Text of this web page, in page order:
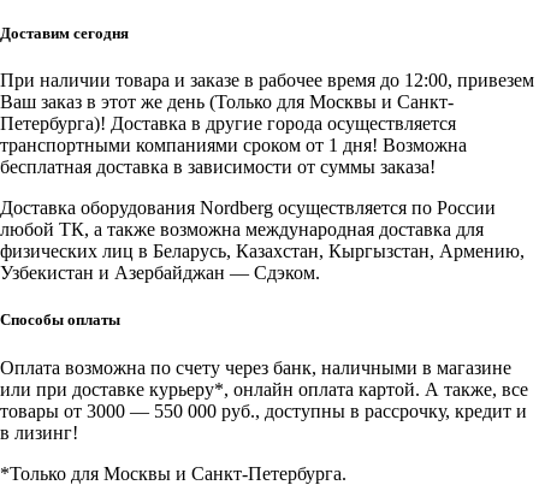
для
охлаждающей
жидкости
с
подогревом
Доставим сегодня
При наличии товара и заказе в рабочее время до 12:00, привезем
Ваш заказ в этот же день (Только для Москвы и Санкт-
Петербурга)! Доставка в другие города осуществляется
транспортными компаниями сроком от 1 дня! Возможна
бесплатная доставка в зависимости от суммы заказа!
Доставка оборудования Nordberg осуществляется по России
любой ТК, а также возможна международная доставка для
физических лиц в Беларусь, Казахстан, Кыргызстан, Армению,
Узбекистан и Азербайджан — Сдэком.
Способы оплаты
Оплата возможна по счету через банк, наличными в магазине
или при доставке курьеру*, онлайн оплата картой. А также, все
товары от 3000 — 550 000 руб., доступны в рассрочку, кредит и
в лизинг!
*Только для Москвы и Санкт-Петербурга.